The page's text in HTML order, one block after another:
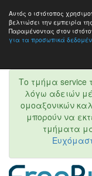
Αυτός ο ιστότοπος
βελτιώσει την εμπειρία
Παραμένοντας στον
για τα προσωπικά
Το τμήμα service
λόγω αδειών
ομοαξονικών
μπορούν να
τμήματα